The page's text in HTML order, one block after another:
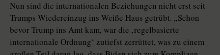
Nun sind die internationalen Beziehungen nicht erst seit
Trumps Wiedereinzug ins Weiße Haus getrübt. „Schon
bevor Trump ins Amt kam, war die ‚regelbasierte
internationale Ordnung‘ zutiefst zerrüttet, was zu einem